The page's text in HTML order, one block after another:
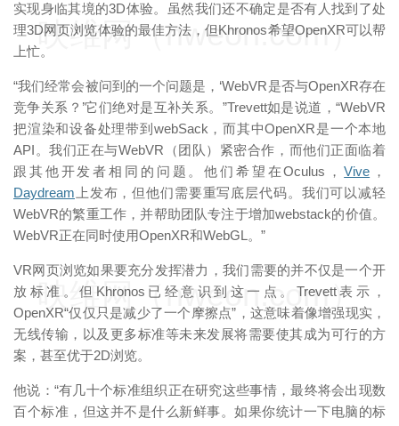
实现身临其境的3D体验。虽然我们还不确定是否有人找到了处
理3D网页浏览体验的最佳方法，但Khronos希望OpenXR可以帮
上忙。
“我们经常会被问到的一个问题是，‘WebVR是否与OpenXR存在
竞争关系？’它们绝对是互补关系。”Trevett如是说道，“WebVR
把渲染和设备处理带到webSack，而其中OpenXR是一个本地
API。我们正在与WebVR（团队）紧密合作，而他们正面临着
跟其他开发者相同的问题。他们希望在Oculus，Vive ，
Daydream 上发布，但他们需要重写底层代码。我们可以减轻
WebVR的繁重工作，并帮助团队专注于增加webstack的价值。
WebVR正在同时使用OpenXR和WebGL。”
VR网页浏览如果要充分发挥潜力，我们需要的并不仅是一个开
放标准。但Khronos已经意识到这一点。Trevett表示，
OpenXR“仅仅只是减少了一个摩擦点”，这意味着像增强现实，
无线传输，以及更多标准等未来发展将需要使其成为可行的方
案，甚至优于2D浏览。
他说：“有几十个标准组织正在研究这些事情，最终将会出现数
百个标准，但这并不是什么新鲜事。如果你统计一下电脑的标
映维网（nweon.com）
映维网（nweon.com）